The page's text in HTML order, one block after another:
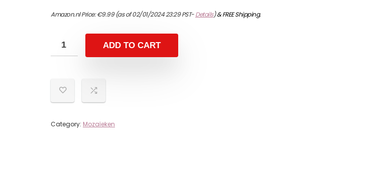
Amazon.nl Price:€9.99(as of 02/01/2024 23:29 PST-Details)&FREE Shipping.
ADD TO CART
Category: Mozaïeken